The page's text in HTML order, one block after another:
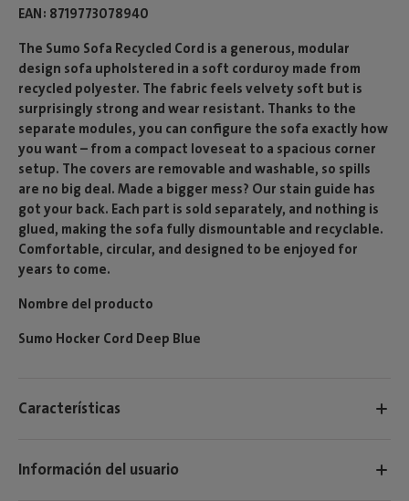
EAN 8719773078940
The Sumo Sofa Recycled Cord is a generous, modular
design sofa upholstered in a soft corduroy made from
recycled polyester. The fabric feels velvety soft but is
surprisingly strong and wear resistant. Thanks to the
separate modules, you can configure the sofa exactly how
you want – from a compact loveseat to a spacious corner
setup. The covers are removable and washable, so spills
are no big deal. Made a bigger mess? Our stain guide has
got your back. Each part is sold separately, and nothing is
glued, making the sofa fully dismountable and recyclable.
Comfortable, circular, and designed to be enjoyed for
years to come.
Nombre del producto
Sumo Hocker Cord Deep Blue
Características
Información del usuario